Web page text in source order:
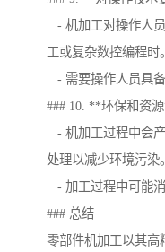
- 机加工对操作人
工或复杂数控编程时。
- 需要操作人员具
### 10. **环保和资
- 机加工过程中会
处理以减少环境污染。
- 加工过程中可能
### 总结
零部件机加工以其高